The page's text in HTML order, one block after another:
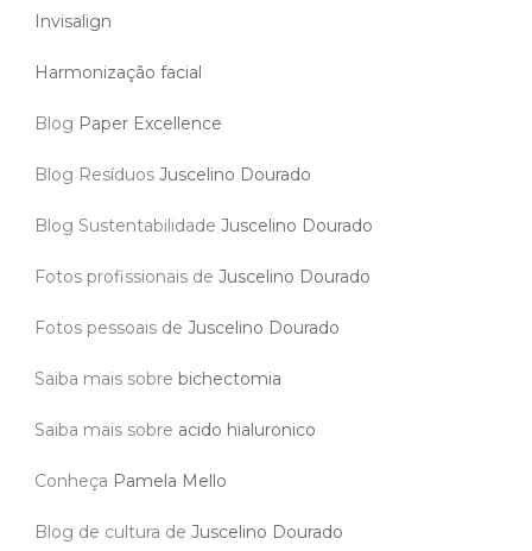
Invisalign
Harmonização facial
Blog Paper Excellence
Blog Resíduos Juscelino Dourado
Blog Sustentabilidade Juscelino Dourado
Fotos profissionais de Juscelino Dourado
Fotos pessoais de Juscelino Dourado
Saiba mais sobre bichectomia
Saiba mais sobre acido hialuronico
Conheça Pamela Mello
Blog de cultura de Juscelino Dourado